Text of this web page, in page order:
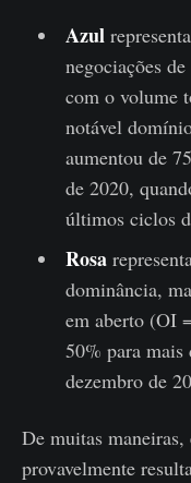
Azul
negociações
com o volume
notável
aumentou de
de 2020,
últimos ciclos
Rosa
dominância,
em aberto (OI
50% para mais
dezembro de
De muitas maneiras,
provavelmente